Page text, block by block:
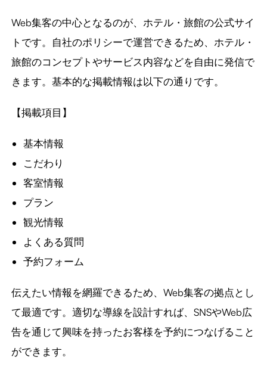
Web集客の中心となるのが、ホテル・旅館の公式サイ
トです。自社のポリシーで運営できるため、ホテル・
旅館のコンセプトやサービス内容などを自由に発信で
きます。基本的な掲載情報は以下の通りです。
【掲載項目】
基本情報
こだわり
客室情報
プラン
観光情報
よくある質問
予約フォーム
伝えたい情報を網羅できるため、Web集客の拠点とし
て最適です。適切な導線を設計すれば、SNSやWeb広
告を通じて興味を持ったお客様を予約につなげること
ができます。